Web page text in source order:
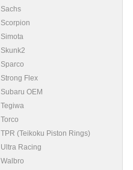
Sachs
Scorpion
Simota
Skunk2
Sparco
Strong Flex
Subaru OEM
Tegiwa
Torco
TPR (Teikoku Piston Rings)
Ultra Racing
Walbro